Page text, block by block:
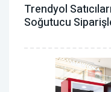
Trendyol
Soğutucu